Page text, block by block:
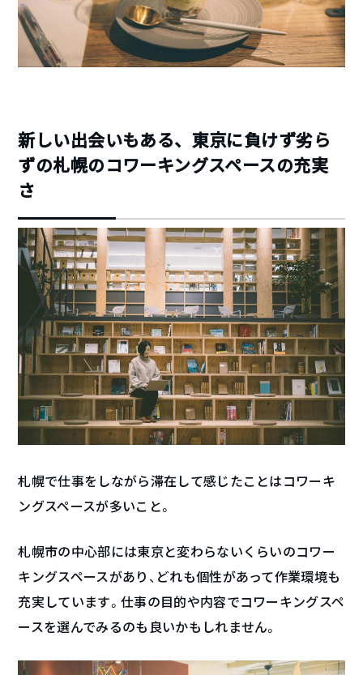
新しい出会いもある、東京に負けず劣ら
ずの札幌のコワーキングスペースの充実
さ
札幌で仕事をしながら滞在して感じたことはコワーキ
ングスペースが多いこと。
札幌市の中心部には東京と変わらないくらいのコワー
キングスペースがあり、どれも個性があって作業環境も
充実しています。仕事の目的や内容でコワーキングスペ
ースを選んでみるのも良いかもしれません。